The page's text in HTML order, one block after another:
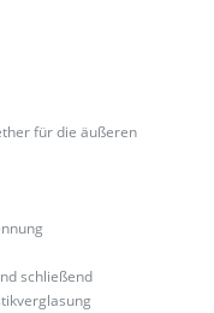
für die äußeren
schließend